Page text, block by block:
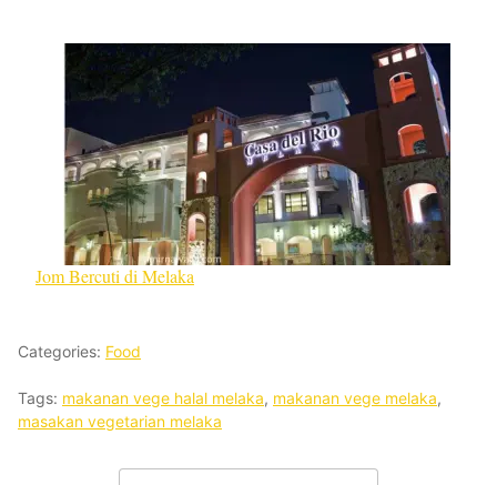
Jom Bercuti di Melaka
Categories: Food
Tags: makanan vege halal melaka, makanan vege melaka,
masakan vegetarian melaka